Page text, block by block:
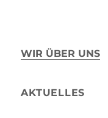
WIR ÜBER UNS
AKTUELLES